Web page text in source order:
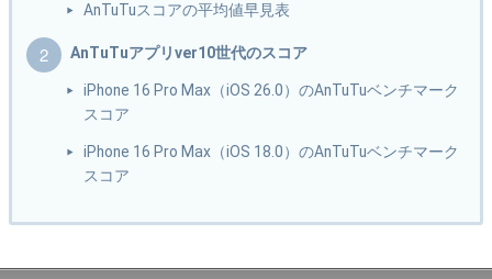
AnTuTuスコアの平均値早見表
AnTuTuアプリver10世代のスコア
iPhone 16 Pro Max（iOS 26.0）のAnTuTuベンチマーク
スコア
iPhone 16 Pro Max（iOS 18.0）のAnTuTuベンチマーク
スコア